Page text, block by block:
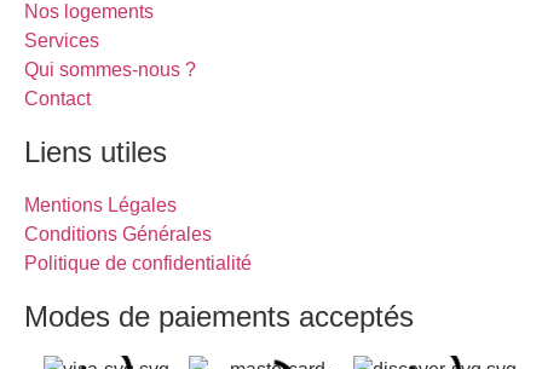
Nos logements
Services
Qui sommes-nous ?
Contact
Liens utiles
Mentions Légales
Conditions Générales
Politique de confidentialité
Modes de paiements acceptés